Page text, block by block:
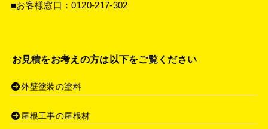
■お客様窓口：0120-217-302
お見積をお考えの方は以下をご覧ください
外壁塗装の塗料
屋根工事の屋根材